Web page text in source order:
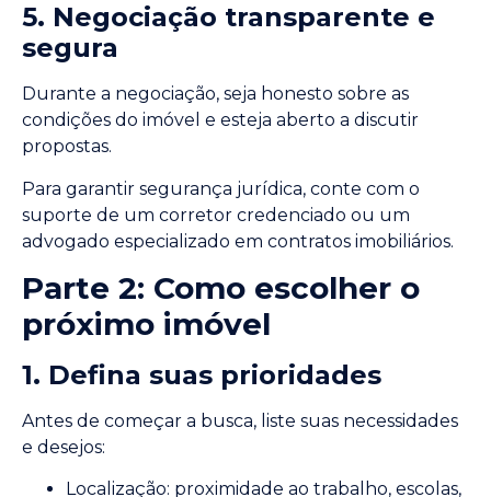
5. Negociação transparente e
segura
Durante a negociação, seja honesto sobre as
condições do imóvel e esteja aberto a discutir
propostas.
Para garantir segurança jurídica, conte com o
suporte de um corretor credenciado ou um
advogado especializado em contratos imobiliários.
Parte 2: Como escolher o
próximo imóvel
1. Defina suas prioridades
Antes de começar a busca, liste suas necessidades
e desejos:
Localização: proximidade ao trabalho, escolas,